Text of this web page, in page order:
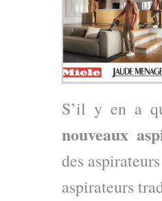
S’il y en a
nouveaux
des
aspirateurs